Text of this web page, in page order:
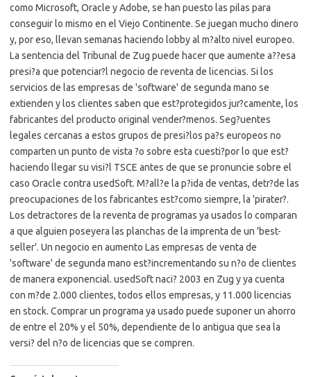
como Microsoft, Oracle y Adobe, se han puesto las pilas para
conseguir lo mismo en el Viejo Continente. Se juegan mucho dinero
y, por eso, llevan semanas haciendo lobby al m?alto nivel europeo.
La sentencia del Tribunal de Zug puede hacer que aumente a??esa
presi?a que potenciar?l negocio de reventa de licencias. Si los
servicios de las empresas de 'software' de segunda mano se
extienden y los clientes saben que est?protegidos jur?camente, los
fabricantes del producto original vender?menos. Seg?uentes
legales cercanas a estos grupos de presi?los pa?s europeos no
comparten un punto de vista ?o sobre esta cuesti?por lo que est?
haciendo llegar su visi?l TSCE antes de que se pronuncie sobre el
caso Oracle contra usedSoft. M?all?e la p?ida de ventas, detr?de las
preocupaciones de los fabricantes est?como siempre, la 'pirater?.
Los detractores de la reventa de programas ya usados lo comparan
a que alguien poseyera las planchas de la imprenta de un 'best-
seller'. Un negocio en aumento Las empresas de venta de
'software' de segunda mano est?incrementando su n?o de clientes
de manera exponencial. usedSoft naci? 2003 en Zug y ya cuenta
con m?de 2.000 clientes, todos ellos empresas, y 11.000 licencias
en stock. Comprar un programa ya usado puede suponer un ahorro
de entre el 20% y el 50%, dependiente de lo antigua que sea la
versi? del n?o de licencias que se compren.